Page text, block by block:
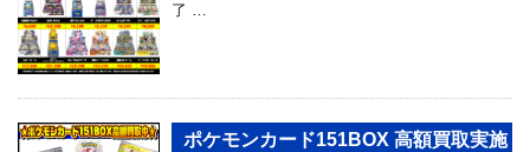
了 …
ポケモンカード151BOX 高額買取実施